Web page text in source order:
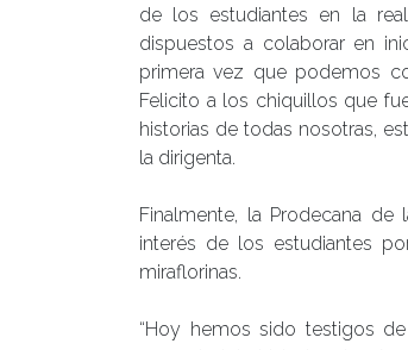
de los estudiantes en la
dispuestos a colaborar en
primera vez que podemos
Felicito a los chiquillos que
historias de todas nosotras,
la dirigenta.
Finalmente, la Prodecana
interés de los estudiantes
miraflorinas.
“Hoy hemos sido testigos